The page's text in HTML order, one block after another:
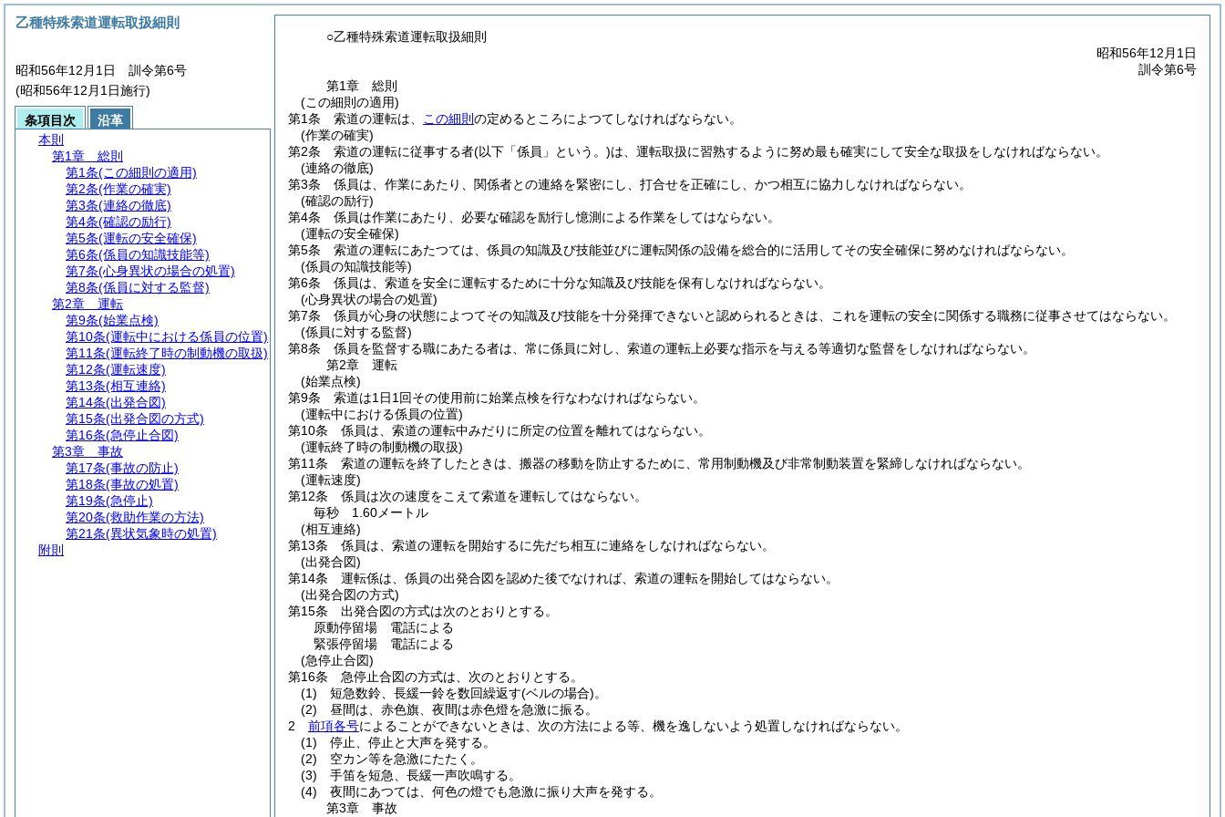
○乙種特殊索道運転取扱細則
昭和56年12月1日
訓令第6号
第1章
総則
(この細則の適用)
第1条
索道の運転は、 この細則 の定めるところによつてしなければならない。
(作業の確実)
第2条
索道の運転に従事する者(以下「係員」という。)は、運転取扱に習熟するように努め最も確実にして安全な取扱をしなければならない。
(連絡の徹底)
第3条
係員は、作業にあたり、関係者との連絡を緊密にし、打合せを正確にし、かつ相互に協力しなければならない。
(確認の励行)
第4条
係員は作業にあたり、必要な確認を励行し憶測による作業をしてはならない。
(運転の安全確保)
第5条
索道の運転にあたつては、係員の知識及び技能並びに運転関係の設備を総合的に活用してその安全確保に努めなければならない。
(係員の知識技能等)
第6条
係員は、索道を安全に運転するために十分な知識及び技能を保有しなければならない。
(心身異状の場合の処置)
第7条
係員が心身の状態によつてその知識及び技能を十分発揮できないと認められるときは、これを運転の安全に関係する職務に従事させてはならない。
(係員に対する監督)
第8条
係員を監督する職にあたる者は、常に係員に対し、索道の運転上必要な指示を与える等適切な監督をしなければならない。
第2章
運転
(始業点検)
第9条
索道は1日1回その使用前に始業点検を行なわなければならない。
(運転中における係員の位置)
第10条
係員は、索道の運転中みだりに所定の位置を離れてはならない。
(運転終了時の制動機の取扱)
第11条
索道の運転を終了したときは、搬器の移動を防止するために、常用制動機及び非常制動装置を緊締しなければならない。
(運転速度)
第12条
係員は次の速度をこえて索道を運転してはならない。
毎秒 1.60メートル
(相互連絡)
第13条
係員は、索道の運転を開始するに先だち相互に連絡をしなければならない。
(出発合図)
第14条
運転係は、係員の出発合図を認めた後でなければ、索道の運転を開始してはならない。
(出発合図の方式)
第15条
出発合図の方式は次のとおりとする。
原動停留場 電話による
緊張停留場 電話による
(急停止合図)
第16条
急停止合図の方式は、次のとおりとする。
(1)
短急数鈴、長緩一鈴を数回繰返す(ベルの場合)。
(2)
昼間は、赤色旗、夜間は赤色燈を急激に振る。
2
前項各号によることができないときは、次の方法による等、機を逸しないよう処置しなければならない。
(1)
停止、停止と大声を発する。
(2)
空カン等を急激にたたく。
(3)
手笛を短急、長緩一声吹鳴する。
(4)
夜間にあつては、何色の燈でも急激に振り大声を発する。
第3章
事故
乙種特殊索道運転取扱細則
昭和56年12月1日 訓令第6号
(昭和56年12月1日施行)
条項目次
沿革
本則
第1章
総則
第1条(この細則の適用)
第2条(作業の確実)
第3条(連絡の徹底)
第4条(確認の励行)
第5条(運転の安全確保)
第6条(係員の知識技能等)
第7条(心身異状の場合の処置)
第8条(係員に対する監督)
第2章
運転
第9条(始業点検)
第10条(運転中における係員の位置)
第11条(運転終了時の制動機の取扱)
第12条(運転速度)
第13条(相互連絡)
第14条(出発合図)
第15条(出発合図の方式)
第16条(急停止合図)
第3章
事故
第17条(事故の防止)
第18条(事故の処置)
第19条(急停止)
第20条(救助作業の方法)
第21条(異状気象時の処置)
附則